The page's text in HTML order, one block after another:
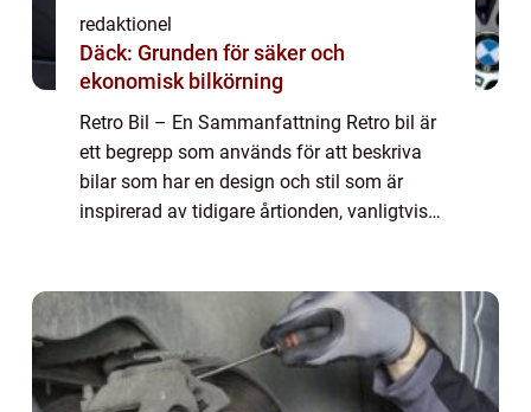
redaktionel
Däck: Grunden för säker och
ekonomisk bilkörning
Retro Bil – En Sammanfattning Retro bil är
ett begrepp som används för att beskriva
bilar som har en design och stil som är
inspirerad av tidigare årtionden, vanligtvis